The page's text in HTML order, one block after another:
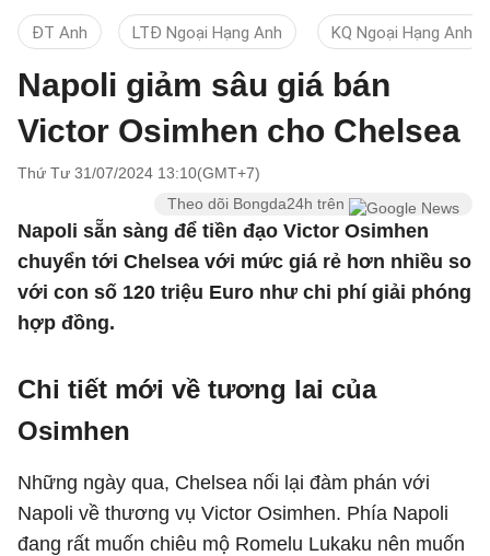
ĐT Anh LTĐ Ngoại Hạng Anh KQ Ngoại Hạng Anh
Napoli giảm sâu giá bán
Victor Osimhen cho Chelsea
Thứ Tư 31/07/2024 13:10(GMT+7)
Theo dõi Bongda24h trên
Napoli sẵn sàng để tiền đạo Victor Osimhen
chuyển tới Chelsea với mức giá rẻ hơn nhiều so
với con số 120 triệu Euro như chi phí giải phóng
hợp đồng.
Chi tiết mới về tương lai của
Osimhen
Những ngày qua, Chelsea nối lại đàm phán với
Napoli về thương vụ Victor Osimhen. Phía Napoli
đang rất muốn chiêu mộ Romelu Lukaku nên muốn